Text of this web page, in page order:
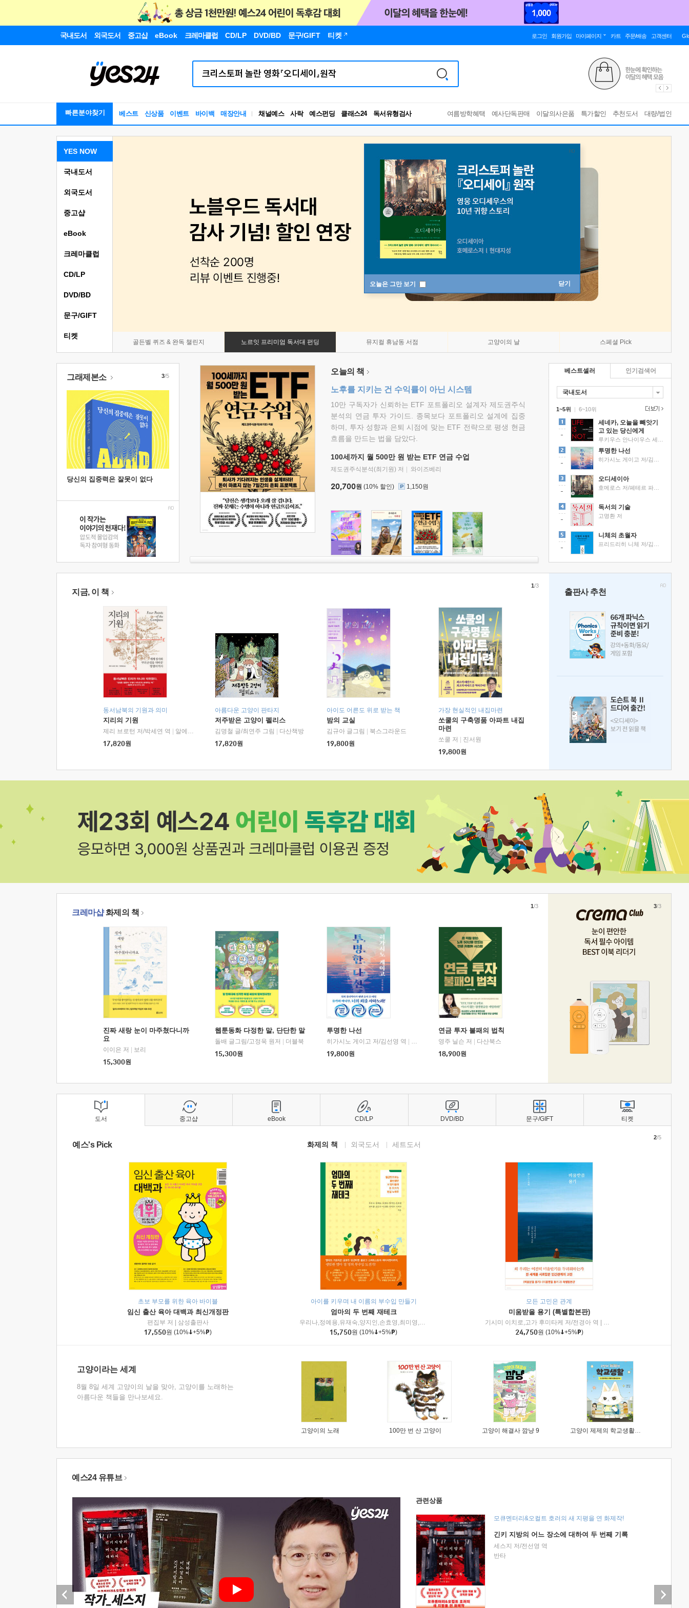
국내도서 외국도서 중고샵 eBook 크레마클럽 CD/LP DVD/BD 문구/GIFT 티켓 로그인 회원가입 마이페이지 카트 주문/배송 고객센터
빠른분야찾기 베스트 신상품 이벤트 바이백 매장안내 채널예스 사락 예스펀딩 클래스24
독서유형검사
RBTI Lab
독서유형검사
여름방학혜택 예사단독판매 이달의사은품 특가할인 추천도서 대량/법인
오늘은 그만 보기 닫기
YES NOW
골든벨 퀴즈 & 완독 챌린지 노르잇 프리미엄 독서대 펀딩 뮤지컬 휴남동 서점 고양이의 날 스페셜 Pick
국내도서
외국도서
중고샵
eBook
크레마클럽
CD/LP
DVD/BD
문구/GIFT
티켓
그래제본소
당신의 집중력은 잘못이 없다
3/5 오늘의 책
노후를 지키는 건 수익률이 아닌 시스템
10만 구독자가 신뢰하는 ETF 포트폴리오 설계자 제도권주식
분석의 연금 투자 가이드. 종목보다 포트폴리오 설계에 집중
하며, 투자 성향과 은퇴 시점에 맞는 ETF 전략으로 평생 현금
흐름을 만드는 법을 담았다.
100세까지 월 500만 원 받는 ETF 연금 수업
제도권주식분석(최기원) 저 와이즈베리
20,700원 (10% 할인) 1,150원
베스트셀러
국내도서
1~5위 |
세네카, 오늘을 빼앗기
고 있는 당신에게
투명한 나선
오디세이아
독서의 기술
고명환 저
니체의 초월자
6~10위
인기검색어
지금, 이 책
동서남북의 기원과 의미
지리의 기원
제리 브로턴 저/박세연 역
알에이치코리아(RHK)
17,820원
아름다운 고양이 판타지
저주받은 고양이 펠리스
김명철 글/최연주 그림
다산책방
17,820원
아이도 어른도 위로 받는 책
밤의 교실
김규아 글그림
북스그라운드
19,800원
가장 현실적인 내집마련
쏘쿨의 구축명품 아파트 내집
마련
쏘쿨 저
진서원
19,800원
1/3
출판사 추천
크레마샵화제의 책
진짜 새랑 눈이 마주쳤다니까
요
이이은 저
보리
15,300원
웹툰동화 다정한 말, 단단한 말
돌배 글그림/고정욱 원저
더블북
15,300원
투명한 나선
히가시노 게이고 저/김선영 역
북다
19,800원
연금 투자 불패의 법칙
영주 닐슨 저
다산북스
18,900원
1/3 3/3
도서
예스's Pick 화제의 책 외국도서 세트도서
초보 부모를 위한 육아 바이블
임신 출산 육아 대백과 최신개정판
편집부 저
삼성출판사
17,550원 (10% +5% )
아이를 키우며 내 이름의 부수입 만들기
엄마의 두 번째 재테크
우리나,정예용,유재숙,양지인,손효영,최미영,조민주,이진현,차미숙,서미숙 저 | 제이브리즈북스
15,750원 (10% +5% )
모든 고민은 관계
미움받을 용기 (특별합본판)
기시미 이치로,고가 후미타케 저/전경아 역
인플루엔셜
24,750원 (10% +5% )
2/5
고양이라는 세계
8월 8일 세계 고양이의 날을 맞아, 고양이를 노래하는
아름다운 책들을 만나보세요.
고양이의 노래 100만 번 산 고양이 고양이 해결사 깜냥 9 고양이 제제의 학교생활 1 : 초등학생이 이렇게 힘들 줄이야
중고샵 eBook CD/LP DVD/BD 문구/GIFT 티켓
예스24 유튜브
관련상품
모큐멘터리&오컬트 호러의 새 지평을 연 화제작!
긴키 지방의 어느 장소에 대하여 두 번째 기록
세스지 저/전선영 역
반타